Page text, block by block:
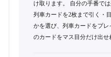
け取ります。 自分の手番で
列車カードを2枚まで引く・
かを選び、列車カードをプ
のカードをマス目分だけ出